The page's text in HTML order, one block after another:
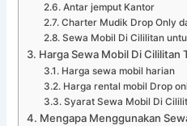
Antar jemput Kantor
Charter Mudik Drop Only
Sewa Mobil Di Cililitan
Harga Sewa Mobil Di Cililitan
Harga sewa mobil harian
Harga rental mobil Drop
Syarat Sewa Mobil Di
Mengapa Menggunakan